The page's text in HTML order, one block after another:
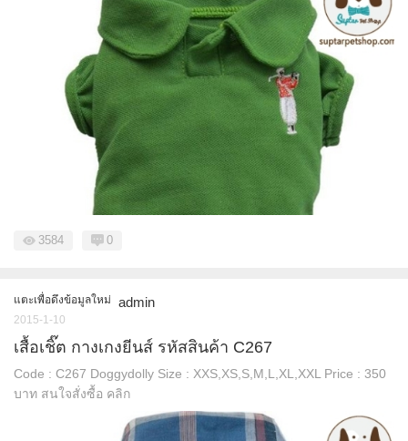
3584 0
แตะเพื่อดึงข้อมูลใหม่ admin
2015-1-10
เสื้อเชิ๊ต กางเกงยีนส์ รหัสสินค้า C267
Code : C267 Doggydolly Size : XXS,XS,S,M,L,XL,XXL Price : 350
บาท สนใจสั่งซื้อ คลิก